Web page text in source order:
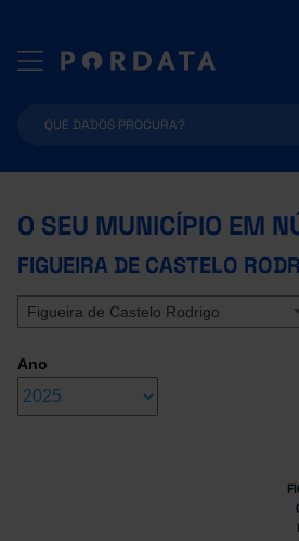
O SEU MUNICÍPIO EM
FIGUEIRA DE CASTELO
Figueira de Castelo Rodrigo
Ano